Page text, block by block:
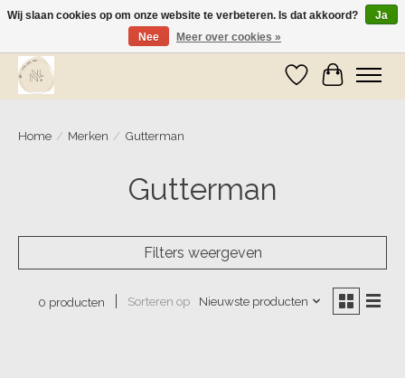
Wij zijn op vakantie! Vanaf zaterdag 9 mei worden er weer pakketjes verzonden
Verlanglijst
Home / Merken / Gutterman
Gutterman
Filters weergeven
0 producten Sorteren op Nieuwste producten
Wij slaan cookies op om onze website te verbeteren. Is dat akkoord?
Ja
Nee
Meer over cookies »